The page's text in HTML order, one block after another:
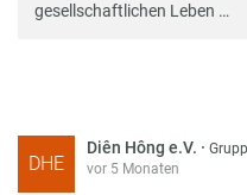
gesellschaftlichen Leben …
DHE
Diên Hông e.V. ·
vor 5 Monaten